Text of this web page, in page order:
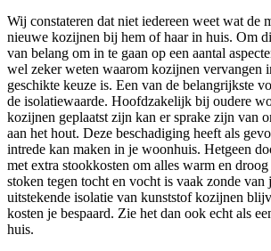
Wij constateren dat niet iedereen weet wat de
nieuwe kozijnen bij hem of haar in huis. Om
van belang om in te gaan op een aantal
wel zeker weten waarom kozijnen vervangen
geschikte keuze is. Een van de belangrijkste
de isolatiewaarde. Hoofdzakelijk bij oudere
kozijnen geplaatst zijn kan er sprake zijn van
aan het hout. Deze beschadiging heeft als
intrede kan maken in je woonhuis. Hetgeen
met extra stookkosten om alles warm en
stoken tegen tocht en vocht is vaak zonde
uitstekende isolatie van kunststof kozijnen
kosten je bespaard. Zie het dan ook echt als
huis.